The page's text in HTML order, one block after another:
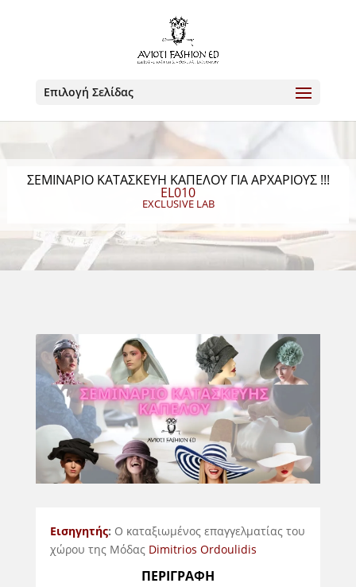
Επιλογή Σελίδας
ΣΕΜΙΝΑΡΙΟ ΚΑΤΑΣΚΕΥΗ ΚΑΠΕΛΟΥ ΓΙΑ ΑΡΧΑΡΙΟΥΣ !!!
EL010
EXCLUSIVE LAB
Εισηγητής: Ο καταξιωμένος επαγγελματίας του
χώρου της Μόδας Dimitrios Ordoulidis
ΠΕΡΙΓΡΑΦΗ